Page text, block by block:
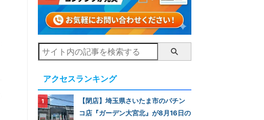
アクセスランキング
【閉店】埼玉県さいたま市のパチン
コ店『ガーデン大宮北』が8月16日の